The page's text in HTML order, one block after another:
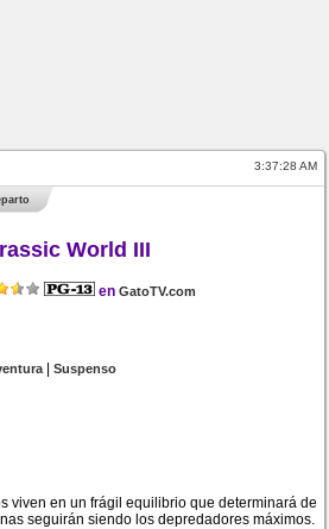
3:37:28 AM
World III
en GatoTV.com
|Suspenso
viven en un frágil equilibrio que determinará de
seguirán siendo los depredadores máximos.